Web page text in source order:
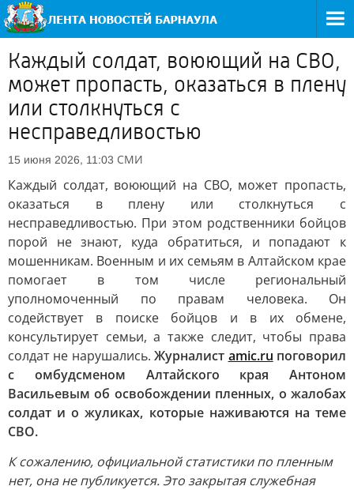
Каждый солдат, воюющий на СВО,
может пропасть, оказаться в плену
или столкнуться с
несправедливостью
15 июня 2026, 11:03 СМИ
Каждый солдат, воюющий на СВО, может пропасть,
оказаться в плену или столкнуться с
несправедливостью. При этом родственники бойцов
порой не знают, куда обратиться, и попадают к
мошенникам. Военным и их семьям в Алтайском крае
помогает в том числе региональный
уполномоченный по правам человека. Он
содействует в поиске бойцов и в их обмене,
консультирует семьи, а также следит, чтобы права
солдат не нарушались. Журналист amic.ru поговорил
с омбудсменом Алтайского края Антоном
Васильевым об освобождении пленных, о жалобах
солдат и о жуликах, которые наживаются на теме
СВО.
К сожалению, официальной статистики по пленным
нет, она не публикуется. Это закрытая служебная